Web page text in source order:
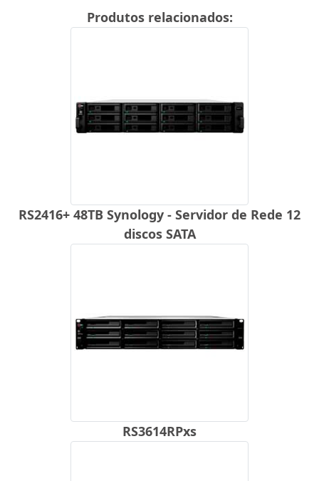
Produtos relacionados:
RS2416+ 48TB Synology - Servidor de Rede 12
discos SATA
RS3614RPxs